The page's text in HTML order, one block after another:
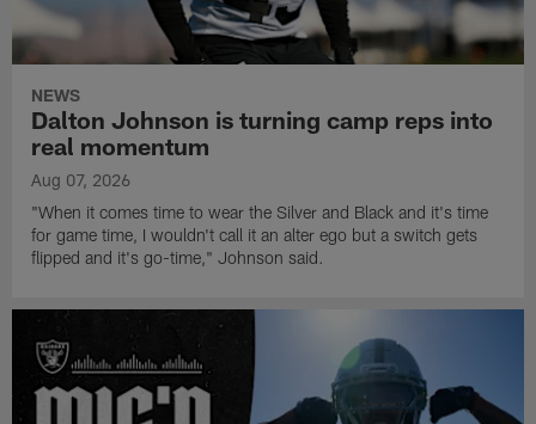
NEWS
Dalton Johnson is turning camp reps into
real momentum
Aug 07, 2026
"When it comes time to wear the Silver and Black and it's time
for game time, I wouldn't call it an alter ego but a switch gets
flipped and it's go-time," Johnson said.